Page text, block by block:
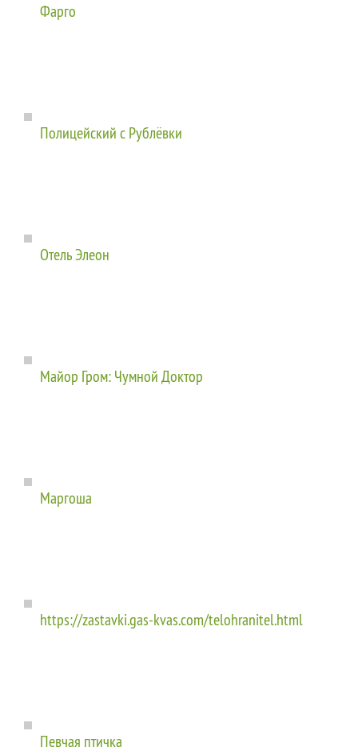
Фарго
Полицейский с Рублёвки
Отель Элеон
Майор Гром: Чумной Доктор
Маргоша
https://zastavki.gas-kvas.com/telohranitel.html
Певчая птичка